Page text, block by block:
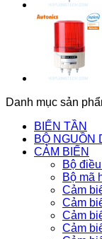
Danh mục sản
BIẾN TẦN
BỘ NGUỒN
CẢM BIẾN
Bộ
Bộ mã
Cảm
Cảm
Cảm
Cảm